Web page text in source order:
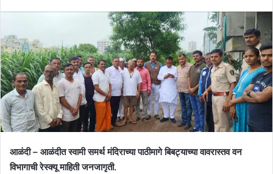
आळंदी – आळंदीत स्वामी समर्थ मंदिराच्या पाठीमागे बिबट्याच्या वावरास्तव वन
विभागाची रेस्क्यू माहिती जनजागृती.